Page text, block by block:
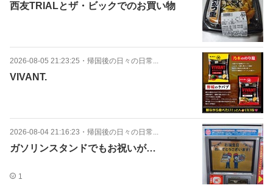
西友TRIALとザ・ビックでのお買い物
2026-08-05 21:23:25 ・ 帰国後の日々の日常...
VIVANT.
2026-08-04 21:16:23 ・ 帰国後の日々の日常...
ガソリンスタンドでもお祝いが…
1